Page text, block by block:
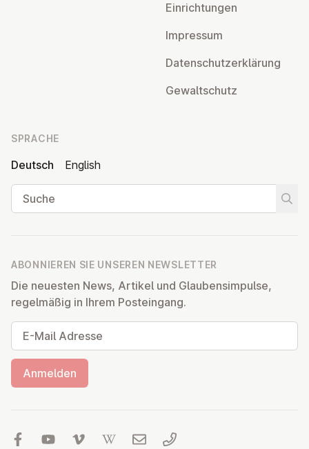
Ein­rich­tun­gen
Impressum
Da­ten­schutz­er­klä­rung
Ge­walt­schutz
SPRACHE
Deutsch
English
Suche
ABONNIEREN SIE UNSEREN NEWSLETTER
Die neuesten News, Artikel und Glaubensimpulse,
regelmäßig in Ihrem Posteingang.
E-Mail Adresse
Anmelden